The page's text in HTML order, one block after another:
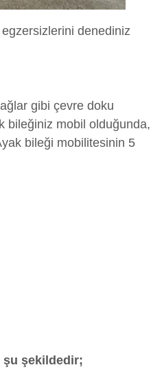
egzersizlerini denediniz
gibi çevre doku
bileğiniz mobil olduğunda,
bileği mobilitesinin 5
şu şekildedir;